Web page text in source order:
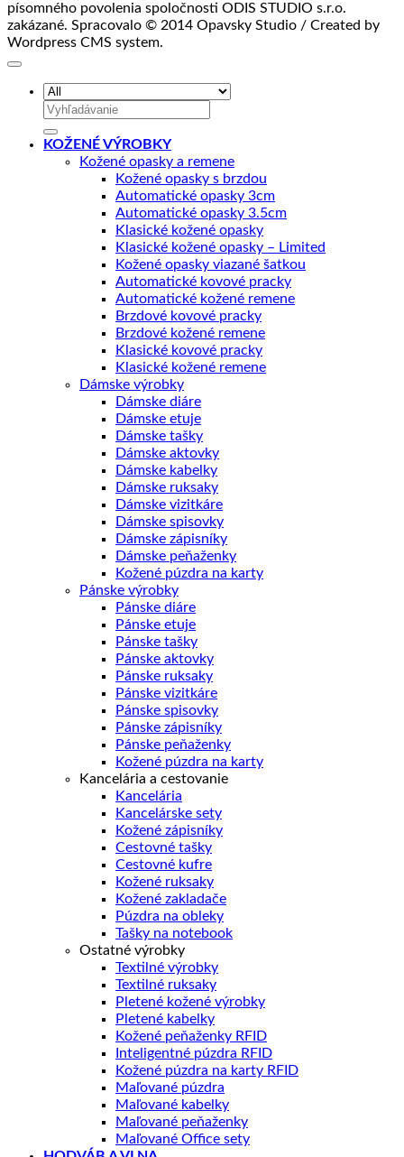
písomného povolenia spoločnosti ODIS STUDIO s.r.o.
zakázané. Spracovalo © 2014 Opavsky Studio / Created by
Wordpress CMS system.
Hľadať:
KOŽENÉ VÝROBKY
Kožené opasky a remene
Kožené opasky s brzdou
Automatické opasky 3cm
Automatické opasky 3.5cm
Klasické kožené opasky
Klasické kožené opasky – Limited
Kožené opasky viazané šatkou
Automatické kovové pracky
Automatické kožené remene
Brzdové kovové pracky
Brzdové kožené remene
Klasické kovové pracky
Klasické kožené remene
Dámske výrobky
Dámske diáre
Dámske etuje
Dámske tašky
Dámske aktovky
Dámske kabelky
Dámske ruksaky
Dámske vizitkáre
Dámske spisovky
Dámske zápisníky
Dámske peňaženky
Kožené púzdra na karty
Pánske výrobky
Pánske diáre
Pánske etuje
Pánske tašky
Pánske aktovky
Pánske ruksaky
Pánske vizitkáre
Pánske spisovky
Pánske zápisníky
Pánske peňaženky
Kožené púzdra na karty
Kancelária a cestovanie
Kancelária
Kancelárske sety
Kožené zápisníky
Cestovné tašky
Cestovné kufre
Kožené ruksaky
Kožené zakladače
Púzdra na obleky
Tašky na notebook
Ostatné výrobky
Textilné výrobky
Textilné ruksaky
Pletené kožené výrobky
Pletené kabelky
Kožené peňaženky RFID
Inteligentné púzdra RFID
Kožené púzdra na karty RFID
Maľované púzdra
Maľované kabelky
Maľované peňaženky
Maľované Office sety